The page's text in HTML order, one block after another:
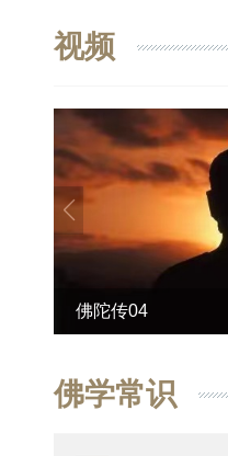
视频
佛陀传04
佛学常识